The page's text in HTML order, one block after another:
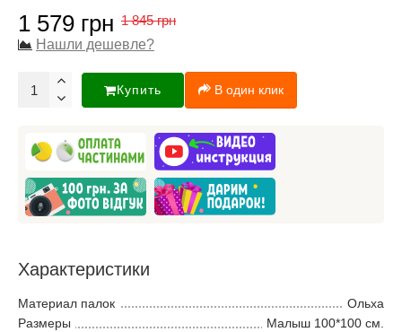
1 579 грн 1 845 грн
Нашли дешевле?
Купить В один клик
Характеристики
Материал палок
Ольха
Размеры
Малыш 100*100 см.